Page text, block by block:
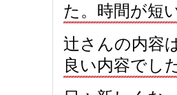
た。時間が短
辻さんの内容
良い内容でし